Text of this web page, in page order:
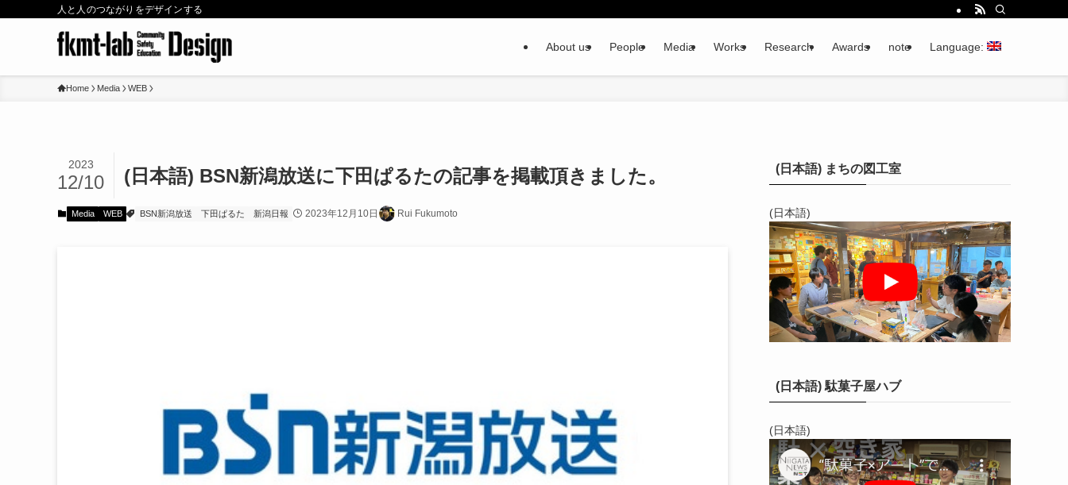
人と人のつながりをデザインする
About us People Media Works Research Awards note Language:
Home Media WEB
(日本語) BSN新潟放送に下田ぱるたの記事を掲載頂きました。
2023
12/10
Media WEB BSN新潟放送 下田ぱるた 新潟日報 2023年12月10日 Rui Fukumoto
(日本語) まちの図工室
(日本語)
(日本語) 駄菓子屋ハブ
(日本語)